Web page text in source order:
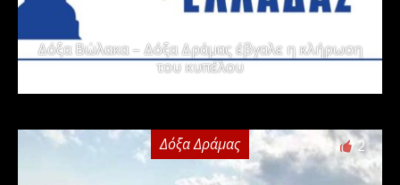
Δόξα Βώλακα – Δόξα Δράμας έβγαλε η κλήρωση
του κυπέλου
Δόξα Δράμας 2